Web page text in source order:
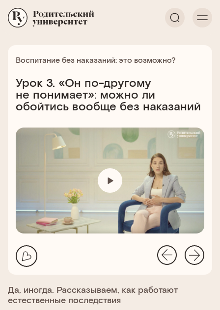
Воспитание без наказаний: это возможно?
Урок 3. «Он по-другому
не понимает»: можно ли
обойтись вообще без наказаний
Да, иногда. Рассказываем, как работают
естественные последствия